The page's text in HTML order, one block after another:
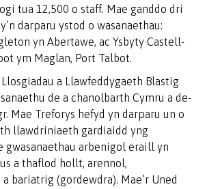
tua 12,500 o staff. Mae ganddo dri
darparu ystod o wasanaethau:
yn Abertawe, ac Ysbyty Castell-
ym Maglan, Port Talbot.
a Llawfeddygaeth Blastig
de a chanolbarth Cymru a de-
Mae Treforys hefyd yn darparu un o
llawdriniaeth gardiaidd yng
gwasanaethau arbenigol eraill yn
a thaflod hollt, arennol,
bariatrig (gordewdra). Mae’r Uned